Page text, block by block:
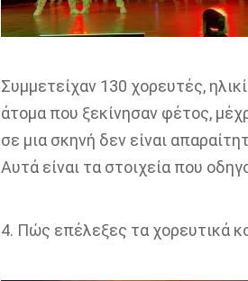
Συμμετείχαν 130 χορευτές,
άτομα που ξεκίνησαν φέτος,
σε μια σκηνή δεν είναι
Αυτά είναι τα στοιχεία που
4. Πώς επέλεξες τα χορευτικά